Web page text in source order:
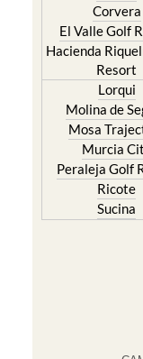
Corvera
El Valle Golf
Hacienda
Resort
Lorqui
Molina de
Mosa
Murcia
Peraleja Golf
Ricote
Sucina